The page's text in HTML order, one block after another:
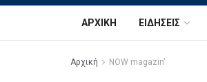
ΑΡΧΙΚΉ ΕΙΔΉΣΕΙΣ
Αρχική NOW magazin'